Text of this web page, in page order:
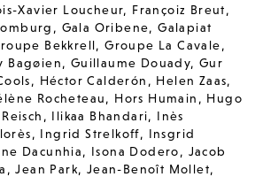
Xavier Loucheur, Françoiz Breut,
, Gala Oribene,Galapiat
Bekkrell,Groupe La Cavale,
Bagøien, Guillaume Douady,Gur
, Héctor Calderón , Helen Zaas,
Rocheteau, Hors Humain , Hugo
, Ilikaa Bhandari, Inès
, Ingrid Strelkoff, Insgrid
Dacunhia, Isona Dodero, Jacob
,Jean Park, Jean-Benoît Mollet,